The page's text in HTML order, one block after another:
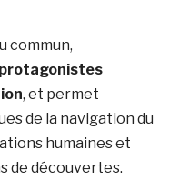
commun,
protagonistes
, et permet
de la navigation du
humaines et
de découvertes.